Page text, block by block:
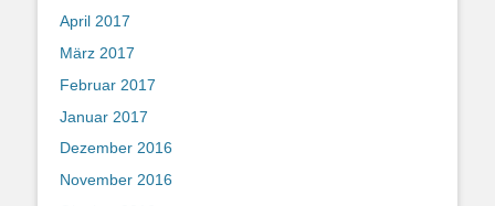
April 2017
März 2017
Februar 2017
Januar 2017
Dezember 2016
November 2016